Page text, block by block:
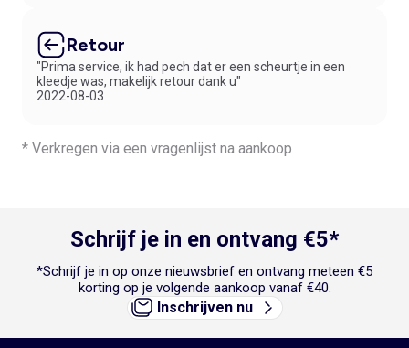
Retour
"Prima service, ik had pech dat er een scheurtje in een
kleedje was, makelijk retour dank u"
2022-08-03
* Verkregen via een vragenlijst na aankoop
Schrijf je in en ontvang €5*
*Schrijf je in op onze nieuwsbrief en ontvang meteen €5
korting op je volgende aankoop vanaf €40.
Inschrijven nu